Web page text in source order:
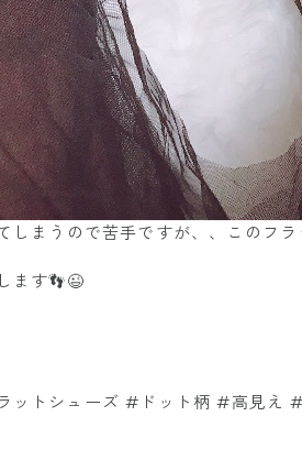
しまうので苦手ですが、、このフ
ます👣😉
トシューズ #ドット柄 #高見え